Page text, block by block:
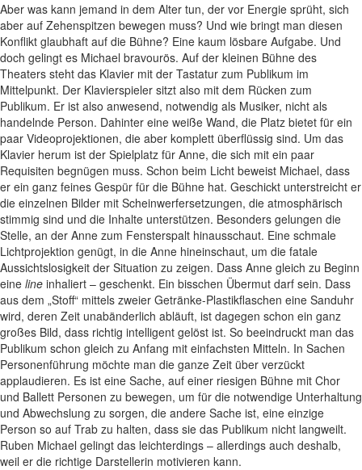
Aber was kann jemand in dem Alter tun, der vor Energie sprüht, sich
aber auf Zehenspitzen bewegen muss? Und wie bringt man diesen
Konflikt glaubhaft auf die Bühne? Eine kaum lösbare Aufgabe. Und
doch gelingt es Michael bravourös. Auf der kleinen Bühne des
Theaters steht das Klavier mit der Tastatur zum Publikum im
Mittelpunkt. Der Klavierspieler sitzt also mit dem Rücken zum
Publikum. Er ist also anwesend, notwendig als Musiker, nicht als
handelnde Person. Dahinter eine weiße Wand, die Platz bietet für ein
paar Videoprojektionen, die aber komplett überflüssig sind. Um das
Klavier herum ist der Spielplatz für Anne, die sich mit ein paar
Requisiten begnügen muss. Schon beim Licht beweist Michael, dass
er ein ganz feines Gespür für die Bühne hat. Geschickt unterstreicht er
die einzelnen Bilder mit Scheinwerfersetzungen, die atmosphärisch
stimmig sind und die Inhalte unterstützen. Besonders gelungen die
Stelle, an der Anne zum Fensterspalt hinausschaut. Eine schmale
Lichtprojektion genügt, in die Anne hineinschaut, um die fatale
Aussichtslosigkeit der Situation zu zeigen. Dass Anne gleich zu Beginn
eine line inhaliert – geschenkt. Ein bisschen Übermut darf sein. Dass
aus dem „Stoff“ mittels zweier Getränke-Plastikflaschen eine Sanduhr
wird, deren Zeit unabänderlich abläuft, ist dagegen schon ein ganz
großes Bild, dass richtig intelligent gelöst ist. So beeindruckt man das
Publikum schon gleich zu Anfang mit einfachsten Mitteln. In Sachen
Personenführung möchte man die ganze Zeit über verzückt
applaudieren. Es ist eine Sache, auf einer riesigen Bühne mit Chor
und Ballett Personen zu bewegen, um für die notwendige Unterhaltung
und Abwechslung zu sorgen, die andere Sache ist, eine einzige
Person so auf Trab zu halten, dass sie das Publikum nicht langweilt.
Ruben Michael gelingt das leichterdings – allerdings auch deshalb,
weil er die richtige Darstellerin motivieren kann.